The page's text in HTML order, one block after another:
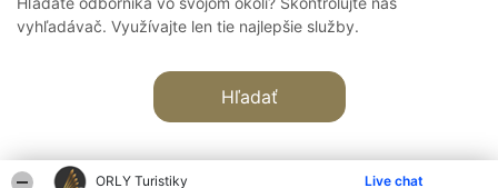
ORLY Turistiky Live chat
vyhľadávač. Využívajte len tie najlepšie služby.
Hľadať